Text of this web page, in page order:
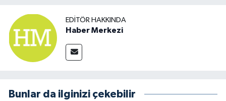
EDITÖR HAKKINDA
Haber Merkezi
Bunlar da ilginizi çekebilir